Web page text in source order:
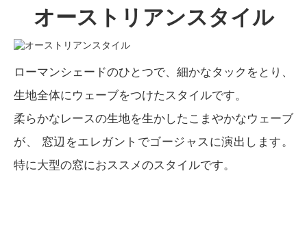
オーストリアンスタイル
ローマンシェードのひとつで、細かなタックをとり、
生地全体にウェーブをつけたスタイルです。
柔らかなレースの生地を生かしたこまやかなウェーブ
が、
窓辺をエレガントでゴージャスに演出します。
特に大型の窓におススメのスタイルです。